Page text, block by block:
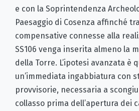
e con la Soprintendenza
Paesaggio di Cosenza affinché
compensative connesse alla
SS106 venga inserita almeno la
della Torre. L’ipotesi avanzata è
un’immediata ingabbiatura con
provvisorie, necessaria a
collasso prima dell’apertura dei